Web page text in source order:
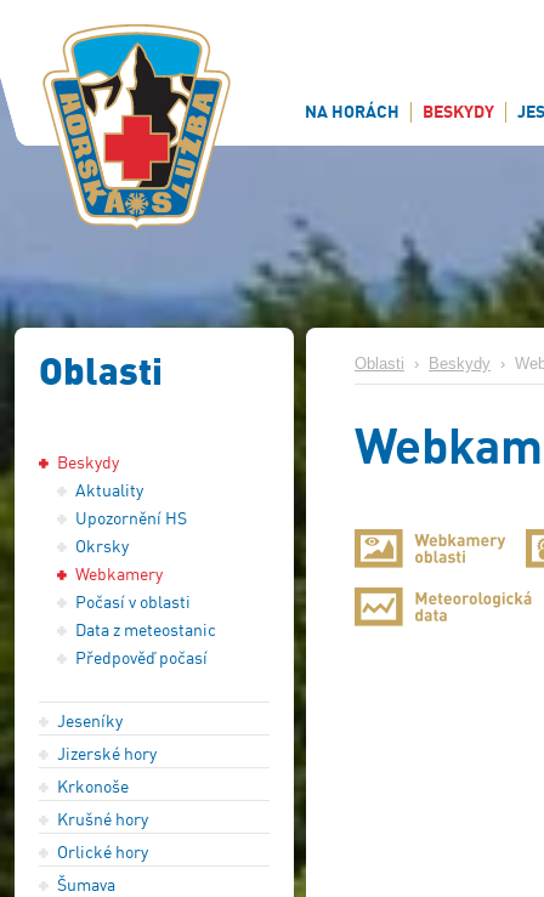
NA HORÁCH BESKYDY
Oblasti
Beskydy
Aktuality
Upozornění HS
Okrsky
Webkamery
Počasí v oblasti
Data z meteostanic
Předpověď počasí
Jeseníky
Jizerské hory
Krkonoše
Krušné hory
Orlické hory
Šumava
Oblasti › Beskydy ›